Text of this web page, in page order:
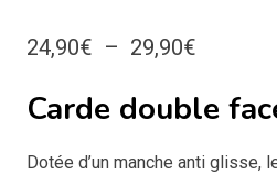
24,90€ – 29,90€
de
Carde double
Dotée d’un manche anti glisse,